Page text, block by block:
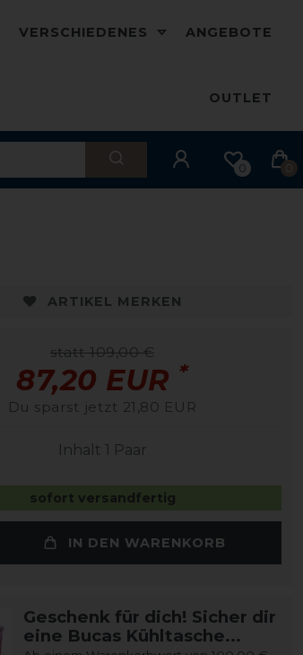
VERSCHIEDENES ANGEBOTE
OUTLET
0 0
ARTIKEL MERKEN
statt 109,00 €
87,20 EUR *
Du sparst jetzt 21,80 EUR
Inhalt 1 Paar
sofort versandfertig
IN DEN WARENKORB
Geschenk für dich! Sicher dir
eine Bucas Kühltasche...